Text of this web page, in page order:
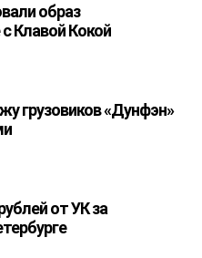
образ
Клавой Кокой
грузовиков «Дунфэн»
от УК за